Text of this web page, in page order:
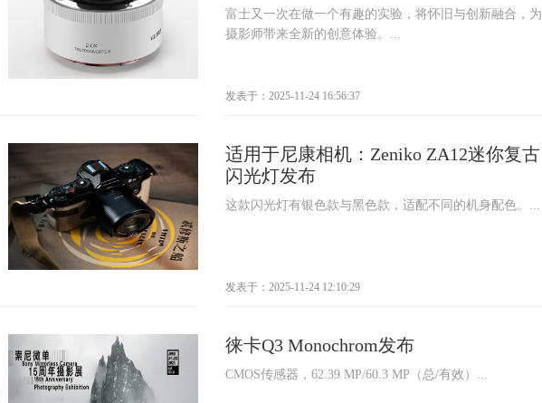
富士又一次在做一个有趣的实验，将怀旧与创新融合，为
摄影师带来全新的创意体验。...
发表于：2025-11-24 16:56:37
适用于尼康相机：Zeniko ZA12迷你复古
闪光灯发布
这款闪光灯有银色款与黑色款，适配不同的机身配色。...
发表于：2025-11-24 12:10:29
徕卡Q3 Monochrom发布
CMOS传感器，62.39 MP/60.3 MP（总/有效）...